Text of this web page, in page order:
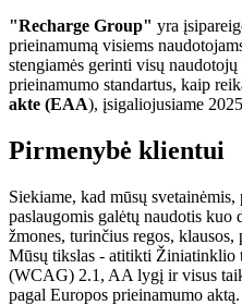
"Recharge Group" yra
prieinamumą visiems
stengiamės gerinti visų
prieinamumo standartus, kaip
akte (EAA), įsigaliojusiame
Pirmenybė klientui
Siekiame, kad mūsų
paslaugomis galėtų naudotis kuo
žmones, turinčius regos,
Mūsų tikslas - atitikti Žiniatinklio
(WCAG) 2.1, AA lygį ir visus
pagal Europos prieinamumo aktą.